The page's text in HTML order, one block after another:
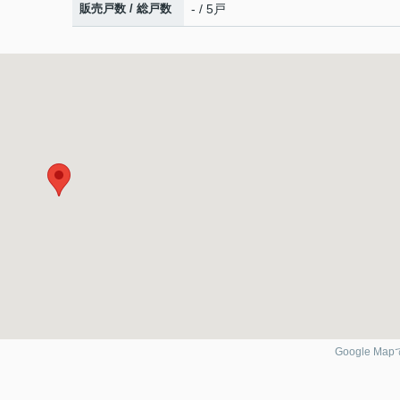
販売戸数 / 総戸数 - / 5戸
Google Map